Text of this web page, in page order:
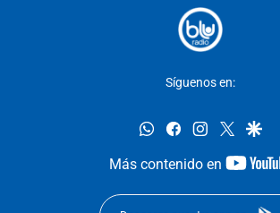
Síguenos en:
whatsappfacebookinstagram
twitter
Más contenido en